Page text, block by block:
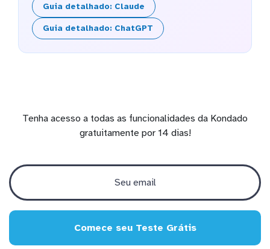
Guia detalhado: Claude
Guia detalhado: ChatGPT
Tenha acesso a todas as funcionalidades da Kondado
gratuitamente por 14 dias!
Comece seu Teste Grátis